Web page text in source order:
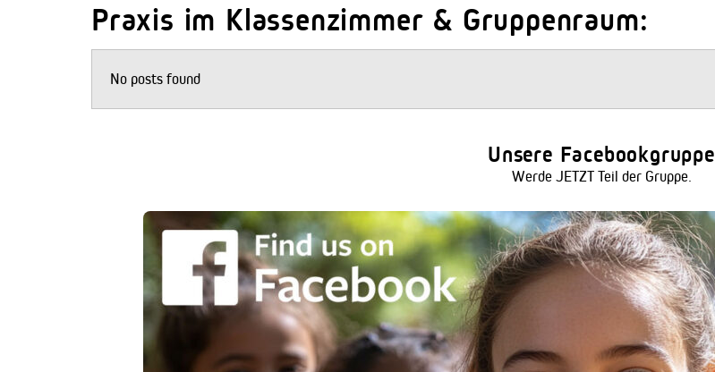
Praxis im Klassenzimmer & Gruppenraum:
No posts found
Unsere Facebookgruppe
Werde JETZT Teil der Gruppe.